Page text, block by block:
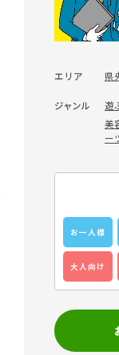
エリア 県
ジャンル 遊
美
ー
お一人様
大人向け